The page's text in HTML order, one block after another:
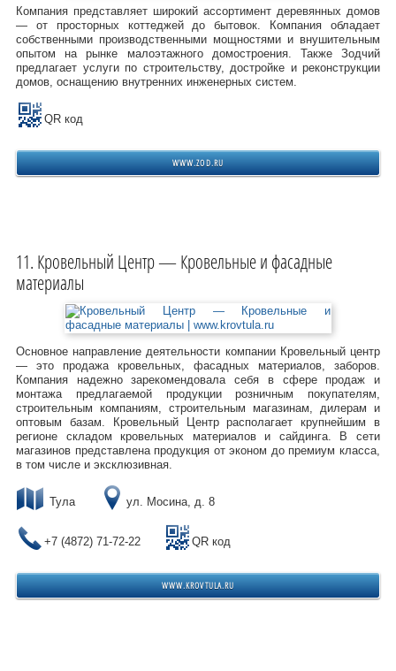
Компания представляет широкий ассортимент деревянных домов
— от просторных коттеджей до бытовок. Компания обладает
собственными производственными мощностями и внушительным
опытом на рынке малоэтажного домостроения. Также Зодчий
предлагает услуги по строительству, достройке и реконструкции
домов, оснащению внутренних инженерных систем.
QR код
WWW.ZOD.RU
Кровельный Центр — Кровельные и фасадные
материалы
Основное направление деятельности компании Кровельный центр
— это продажа кровельных, фасадных материалов, заборов.
Компания надежно зарекомендовала себя в сфере продаж и
монтажа предлагаемой продукции розничным покупателям,
строительным компаниям, строительным магазинам, дилерам и
оптовым базам. Кровельный Центр располагает крупнейшим в
регионе складом кровельных материалов и сайдинга. В сети
магазинов представлена продукция от эконом до премиум класса,
в том числе и эксклюзивная.
Тула ул. Мосина, д. 8
+7 (4872) 71-72-22 QR код
WWW.KROVTULA.RU